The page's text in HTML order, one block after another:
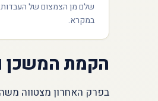
שלם מן הצמצום של העבדות
במקרא.
הקמת המשכן
בפרק האחרון מצטווה